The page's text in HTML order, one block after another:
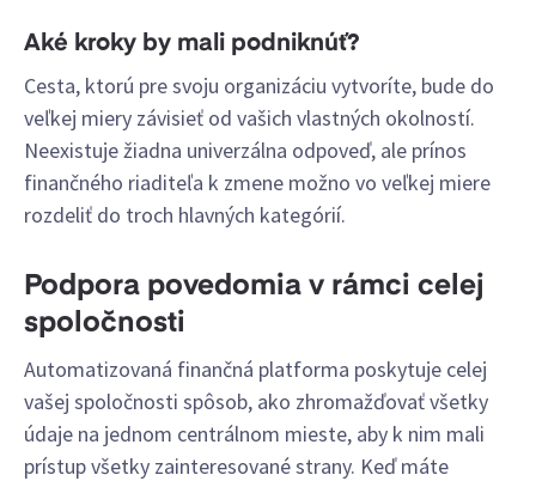
Aké kroky by mali podniknúť?
Cesta, ktorú pre svoju organizáciu vytvoríte, bude do
veľkej miery závisieť od vašich vlastných okolností.
Neexistuje žiadna univerzálna odpoveď, ale prínos
finančného riaditeľa k zmene možno vo veľkej miere
rozdeliť do troch hlavných kategórií.
Podpora povedomia v rámci celej
spoločnosti
Automatizovaná finančná platforma poskytuje celej
vašej spoločnosti spôsob, ako zhromažďovať všetky
údaje na jednom centrálnom mieste, aby k nim mali
prístup všetky zainteresované strany. Keď máte